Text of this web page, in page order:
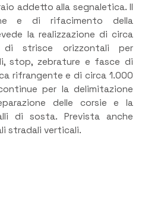
addetto alla segnaletica. Il
e di rifacimento della
la realizzazione di circa
strisce orizzontali per
stop, zebrature e fasce di
rifrangente e di circa 1.000
per la delimitazione
delle corsie e la
di sosta. Prevista anche
stradali verticali.